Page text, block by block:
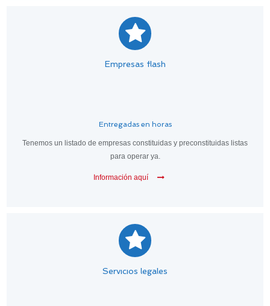
Empresas flash
Entregadas en horas
Tenemos un listado de empresas constituidas y preconstituidas listas
para operar ya.
Información aquí
Servicios legales